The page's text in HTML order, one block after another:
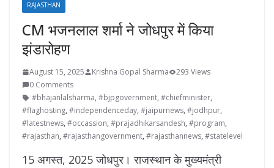
RAJASTHAN
CM भजनलाल शर्मा ने जोधपुर में किया
झंडारोहण
August 15, 2025 Krishna Gopal Sharma
293 Views
0 Comments
#bhajanlalsharma, #bjpgovernment, #chiefminister,
#flaghosting, #independenceday, #jaipurnews, #jodhpur,
#latestnews, #occassion, #prajadhikarsandesh, #program,
#rajasthan, #rajasthangovernment, #rajasthannews, #statelevel
15 अगस्त, 2025 जोधपुर। राजस्थान के मुख्यमंत्री